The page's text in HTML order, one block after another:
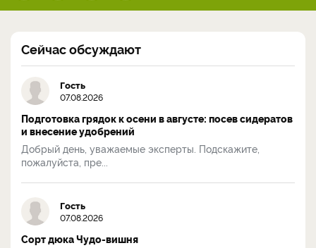
Сейчас обсуждают
Гость
07.08.2026
Подготовка грядок к осени в августе: посев сидератов
и внесение удобрений
Добрый день, уважаемые эксперты. Подскажите,
пожалуйста, пре...
Гость
07.08.2026
Сорт дюка Чудо-вишня